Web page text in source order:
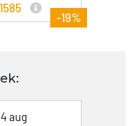
-19%
aug